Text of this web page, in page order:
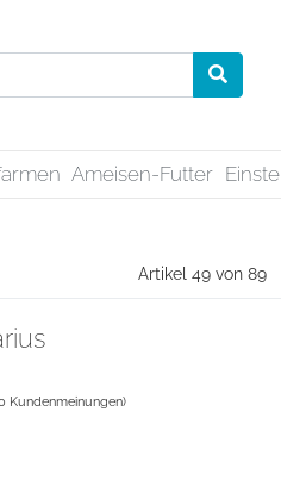
Ameisen-Futter
Artikel 49 von 89
Kundenmeinungen)